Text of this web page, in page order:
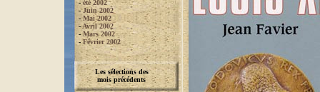
-été 2002
-Juin 2002
-Mai 2002
-Avril 2002
-Mars 2002
-Février 2002
Les sélections des
mois précédents